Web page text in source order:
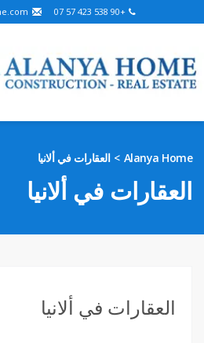
+90 538 423 57 07
Ukrainian
مشاريع للبيع
أرض للبيع
Alanya Home العقارات في ألانيا
العقارات في ألانيا
العقارات في ألانيا